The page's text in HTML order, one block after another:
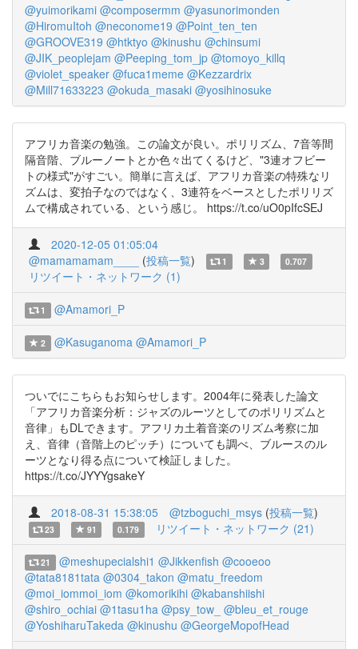
@yuimorikami @composermm @yasunorimonden
@HiromuItoh @neconome19 @Point_ten_ten
@GROOVE319 @htktyo @kinushu @chinsumi
@JIK_peoplejam @Peeping_tom_jp @tomoyo_killq
@violet_speaker @fuca1meme @Kezzardrix
@Mill71633223 @okuda_masaki @yosihinosuke
アフリカ音楽の勉強。この論文が良い。ポリリズム、7音等間
隔音階、ブルーノートとか色々出てくるけど、"3連オフビー
トの様式"がすごい。簡単に言えば、アフリカ音楽の特殊なリ
ズムは、変拍子なのではなく、3連符をベースとしたポリリズ
ムで構成されている、という感じ。 https://t.co/uO0pIfcSEJ
2020-12-05 01:05:04
@mamamamam____
(投稿一覧) 1 3 0.707
リツイート・ネットワーク (1)
1 @Amamori_P
2 @Kasuganoma @Amamori_P
ついでにこちらもお知らせします。2004年に発表した論文
「アフリカ音楽分析：ジャズのルーツとしてのポリリズムと
音律」もDLできます。アフリカ土着音楽のリズム考察に加
え、音律（音階上のピッチ）についても調べ、ブルースのル
ーツとなり得る点について検証しました。
https://t.co/JYYYgsakeY
2018-08-31 15:38:05 @tzboguchi_msys (投稿一覧)
23 91 0.179 リツイート・ネットワーク (21)
21 @meshupecialshi1 @Jikkenfish @cooeoo
@tata8181tata @0304_takon @matu_freedom
@moi_iommoi_iom @komorikihi @kabanshiishi
@shiro_ochiai @1tasu1ha @psy_tow_ @bleu_et_rouge
@YoshiharuTakeda @kinushu @GeorgeMopofHead